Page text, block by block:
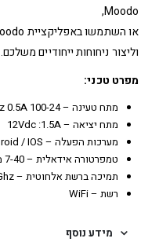
Moodo,
וליצור ניחוחות ייחודיים משלכם.
מפרט טכני:
מתח טעינה – 100-24 vac: 50/60 Hz 0.5A
מתח יציאה – 12Vdc :1.5A
מערכות הפעלה – Android / IOS
טמפרטורה אידאלית – 7-40 מעלות
תמיכה ברשת אלחוטית – 2.4Ghz
רשת – WiFi
מידע נוסף